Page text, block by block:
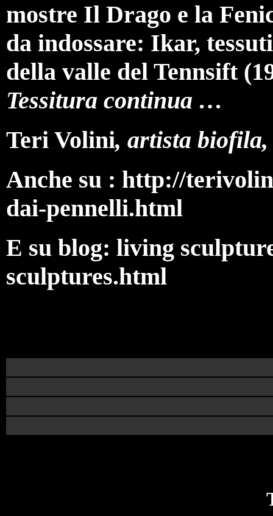
mostre Il Drago e la
da indossare: Ikar,
della valle del Tennsift
Tessitura continua …
Teri Volini, artista biofila,
Anche su : http://
dai-pennelli.html
E su blog: living
sculptures.html